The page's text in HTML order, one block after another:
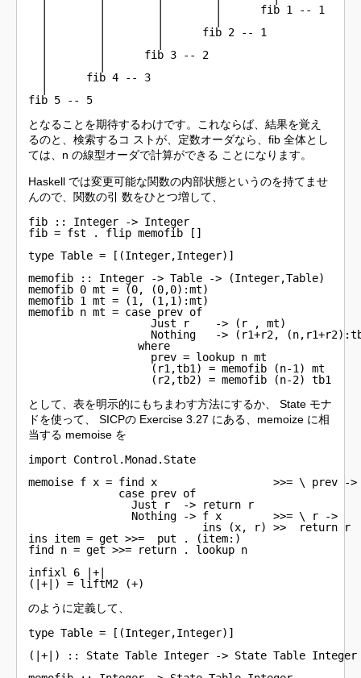
|        |        |        |
  |        |        |      fib 2 -- 1
  |        |      fib 3 -- 2
  |      fib 4 -- 3
fib 5 -- 5
となることを期待するわけです。これならば、結果を覚え
るのと、検索するコ ストが、定数オーダなら、fib 全体とし
ては、n の線型オーダで計算ができる ことになります。
Haskell では変更可能な関数の内部状態というのを持てませ
んので、関数の引 数をひとつ増して、
fib :: Integer -> Integer
fib = fst . flip memofib []
type Table = [(Integer,Integer)]
memofib :: Integer -> Table -> (Integer,Table)
memofib 0 mt = (0, (0,0):mt)
memofib 1 mt = (1, (1,1):mt)
memofib n mt = case prev of
                   Just r    -> (r , mt)
Nothing   -> (r1+r2,
                 where
                   prev = lookup n mt
                   (r1,tb1) = memofib (n-1) mt
                   (r2,tb2) = memofib (n-2) tb1
として、表を明示的にもちまわす方法にするか、 State モナ
ドを使って、 SICPの Exercise 3.27 にある、memoize に相
当する memoise を
import Control.Monad.State
memoise f x = find x                  >>= \ prev ->
              case prev of
                Just r  -> return r
                Nothing -> f x        >>= \ r ->
                           ins (x, r) >>  return r
ins item = get >>=  put . (item:)
find n = get >>= return . lookup n
infixl 6 |+|
(|+|) = liftM2 (+)
のように定義して、
type Table = [(Integer,Integer)]
(|+|) :: State Table Integer -> State Table Integer